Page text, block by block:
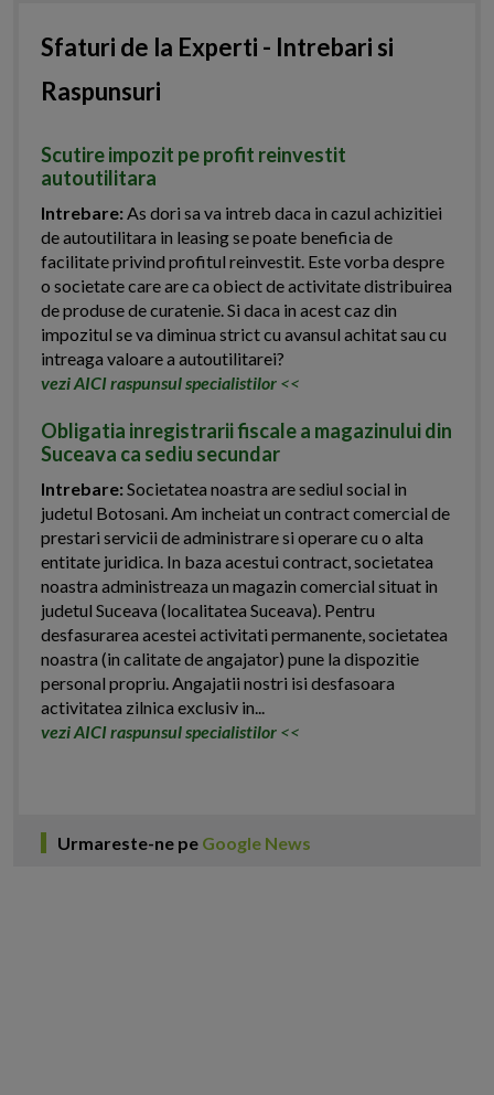
Sfaturi de la Experti - Intrebari si
Raspunsuri
Scutire impozit pe profit reinvestit
autoutilitara
Intrebare: As dori sa va intreb daca in cazul achizitiei
de autoutilitara in leasing se poate beneficia de
facilitate privind profitul reinvestit. Este vorba despre
o societate care are ca obiect de activitate distribuirea
de produse de curatenie. Si daca in acest caz din
impozitul se va diminua strict cu avansul achitat sau cu
intreaga valoare a autoutilitarei?
vezi AICI raspunsul specialistilor <<
Obligatia inregistrarii fiscale a magazinului din
Suceava ca sediu secundar
Intrebare:Societatea noastra are sediul social in
judetul Botosani. Am incheiat un contract comercial de
prestari servicii de administrare si operare cu o alta
entitate juridica. In baza acestui contract, societatea
noastra administreaza un magazin comercial situat in
judetul Suceava (localitatea Suceava). Pentru
desfasurarea acestei activitati permanente, societatea
noastra (in calitate de angajator) pune la dispozitie
personal propriu. Angajatii nostri isi desfasoara
activitatea zilnica exclusiv in...
vezi AICI raspunsul specialistilor <<
Urmareste-ne pe Google News